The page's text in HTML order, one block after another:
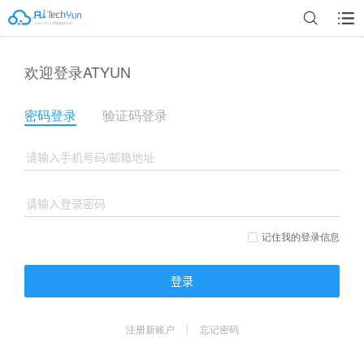
欢迎登录ATYUN
密码登录 验证码登录
记住我的登录信息
登录
注册新账户 忘记密码